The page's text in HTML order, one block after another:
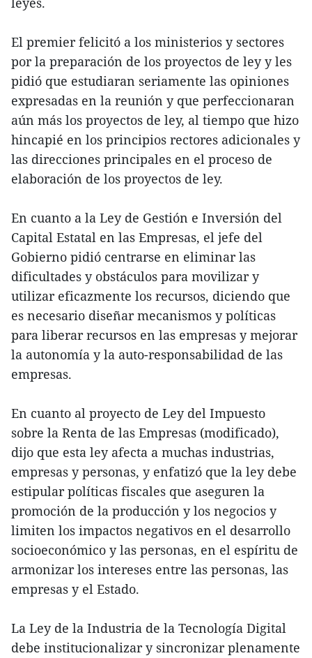
El premier felicitó a los ministerios y sectores
por la preparación de los proyectos de ley y les
pidió que estudiaran seriamente las opiniones
expresadas en la reunión y que perfeccionaran
aún más los proyectos de ley, al tiempo que hizo
hincapié en los principios rectores adicionales y
las direcciones principales en el proceso de
elaboración de los proyectos de ley.
En cuanto a la Ley de Gestión e Inversión del
Capital Estatal en las Empresas, el jefe del
Gobierno pidió centrarse en eliminar las
dificultades y obstáculos para movilizar y
utilizar eficazmente los recursos, diciendo que
es necesario diseñar mecanismos y políticas
para liberar recursos en las empresas y mejorar
la autonomía y la auto-responsabilidad de las
empresas.
En cuanto al proyecto de Ley del Impuesto
sobre la Renta de las Empresas (modificado),
dijo que esta ley afecta a muchas industrias,
empresas y personas, y enfatizó que la ley debe
estipular políticas fiscales que aseguren la
promoción de la producción y los negocios y
limiten los impactos negativos en el desarrollo
socioeconómico y las personas, en el espíritu de
armonizar los intereses entre las personas, las
empresas y el Estado.
La Ley de la Industria de la Tecnología Digital
debe institucionalizar y sincronizar plenamente